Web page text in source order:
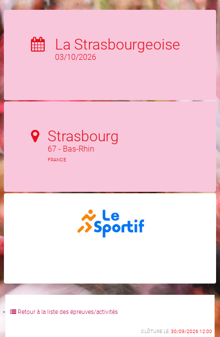
La Strasbourgeoise
03/10/2026
Strasbourg
67 - Bas-Rhin
FRANCE
Retour à la liste des épreuves/activités
CLÔTURE LE:30/09/2026 12:00